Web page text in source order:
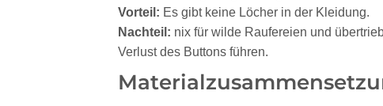
Vorteil: Es gibt keine Löcher in der Kleidung.
Nachteil: nix für wilde Raufereien und
Verlust des Buttons führen.